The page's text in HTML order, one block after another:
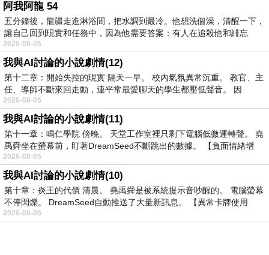
阿我阿龍 54
五分鐘後，龍疆走進淋浴間，把水調到最冷。他想洗個澡，清醒一下，
讓自己回到現實和任務中，因為他需要答案：有人在追殺他和緋忘
2026-08-05
我與AI討論的小說劇情(12)
第十二章：開始失控的現實 隔天一早。 校內氣氛異常沉重。 教官、主
任、導師不斷來回走動，連平常最愛聊天的學生都壓低聲音。 因
2026-08-05
我與AI討論的小說劇情(11)
第十一章：鳴仁學院 傍晚。 天堂工作室裡只剩下電腦低微運轉聲。 堯
禹舜坐在螢幕前，盯著DreamSeed不斷跳出的數據。 【負面情緒增
2026-08-05
我與AI討論的小說劇情(10)
第十章：炎王的代價 清晨。 堯禹舜是被系統提示音吵醒的。 電腦螢幕
不停閃爍。 DreamSeed自動推送了大量新訊息。 【異常卡牌使用
2026-08-05